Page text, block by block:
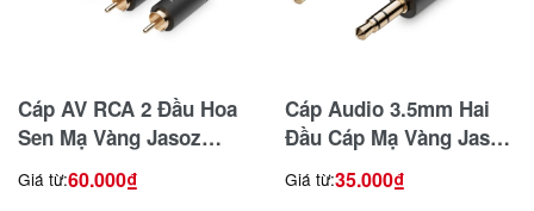
Cáp AV RCA 2 Đầu Hoa
Sen Mạ Vàng Jasoz
Giá từ:60.000₫
Cáp Audio 3.5mm Hai
Đầu Cáp Mạ Vàng Jasoz
C103 ( Không Hỗ Trợ
Mic )
Giá từ:35.000₫